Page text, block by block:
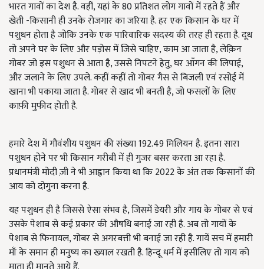
भारत गावों का देश है. वहीं, यहां के 80 प्रतिशत लोग गावों में रहते हैं और
खेती -किसानी ही उनके रोजगार का जरिया है. हर एक किसान के घर में
पशुधन होता है जोकि उनके एक पारिवारिक सदस्य की तरह ही रहता है. दूध
तो अपने घर के लिए और पड़ोस में जिसे चाहिए, काम आ जाता है, लेक़िन
गोबर जो इस पशुधन से आता है, उससे निपटने हेतु, घर आँगन की लिपाई,
और जलाने के लिए उपले. कहीं कहीं तो गोबर गैस से बिजली एवं रसोई में
खाना भी पकाया जाता है. गोबर से खाद भी बनती है, जो फसलों के लिए
काफ़ी मुफीद होती है.
हमारे देश में गौवंशीय पशुधन की संख्या 192.49 मिलियन है. इतना सारा
पशुधन होने पर भी किसान गरीबी में ही गुजर बसर करता आ रहा है.
प्रधानमंत्री मोदी ज़ी ने भी आह्वान किया था कि 2022 के अंत तक किसानों की
आय को दोगुना करना है.
यह पशुधन ही है जिससे ऐसा संभव है, जिसमें डेयरी और गाय के गोबर से एवं
उसके पेशाब से कई प्रकार की औषधि बनाई जा रही है. अब तो गायों के
पेशाब से फिनायल, गोबर से अगरबत्ती भी बनाई जा रही है. गायें सच में हमारी
माँ के समान ही मनुष्य का ख्याल रखती है. हिन्दू धर्म में इसीलिए तो गाय को